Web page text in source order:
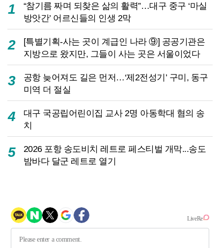
1
“참기름 짜며 되찾은 삶의 활력”…대구 중구 ‘마실
방앗간’ 어르신들의 인생 2막
2
[특별기획-사는 곳이 계급인 나라 ⑨] 공공기관은
지방으로 왔지만, 그들이 사는 곳은 서울이었다
3
공항 늦어져도 길은 먼저…‘제2전성기’ 구미, 동구
미역 더 절실
4
대구 국공립어린이집 교사 2명 아동학대 혐의 송
치
5
2026 포항 송도비치 레트로 페스티벌 개막...송도
밤바다 달군 레트로 열기